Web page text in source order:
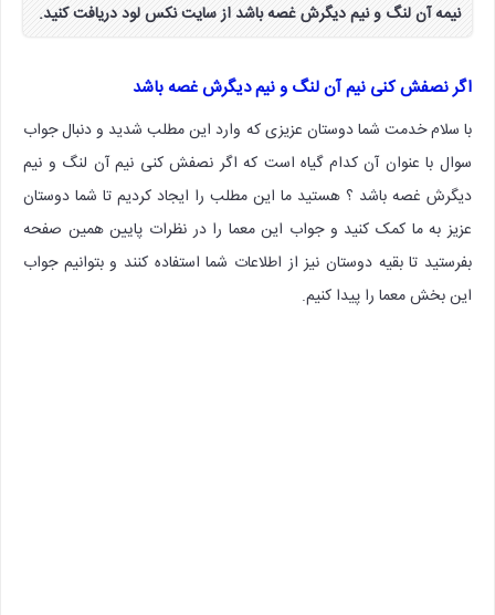
نیمه آن لنگ و نیم دیگرش غصه باشد از سایت نکس لود دریافت کنید.
اگر نصفش کنی نیم آن لنگ و نیم دیگرش غصه باشد
با سلام خدمت شما دوستان عزیزی که وارد این مطلب شدید و دنبال جواب
سوال با عنوان آن کدام گیاه است که اگر نصفش کنی نیم آن لنگ و نیم
دیگرش غصه باشد ؟ هستید ما این مطلب را ایجاد کردیم تا شما دوستان
عزیز به ما کمک کنید و جواب این معما را در نظرات پایین همین صفحه
بفرستید تا بقیه دوستان نیز از اطلاعات شما استفاده کنند و بتوانیم جواب
این بخش معما را پیدا کنیم.